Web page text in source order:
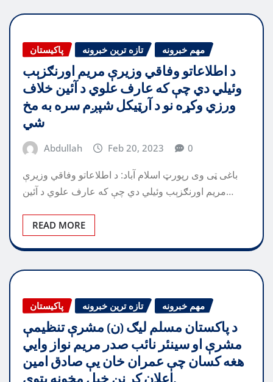
پاکیستان تازه ترین خبرونه مهم خبرونه
د اطلاعاتو وفاقي وزيرې مريم اورنګزېب
وئيلي دي چې که عارف علوي د آئين خلاف
ورزي وکړه نو د آرټيکل شپږم سره به مخ
شي
Abdullah Feb 20, 2023 0
باغی ټی وی رپورټ اسلام آباد: د اطلاعاتو وفاقي وزيرې
مريم اورنګزېب وئيلي دي چې که عارف علوي د آئين…
READ MORE
پاکیستان تازه ترین خبرونه مهم خبرونه
د پاکستان مسلم ليګ (ن) مشرې تنظيمې
مشرې او سينئر نائب صدر مريم نواز وايي
هغه کسان چې عمران خان يې صادق امين